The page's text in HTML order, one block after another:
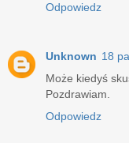
Odpowiedz
Unknown 18
Może kiedyś
Pozdrawiam.
Odpowiedz